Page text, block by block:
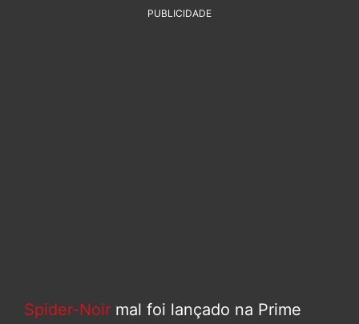
PUBLICIDADE
Spider-Noir mal foi lançado na Prime